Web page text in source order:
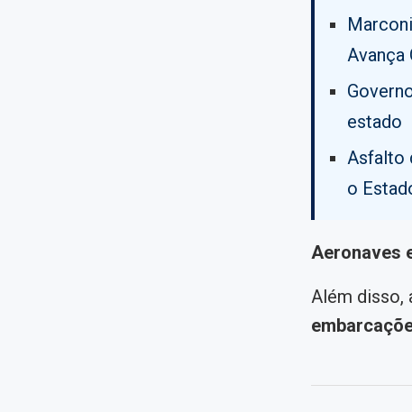
Avança
estado
Asfalto
o
Aeronaves
Além disso,